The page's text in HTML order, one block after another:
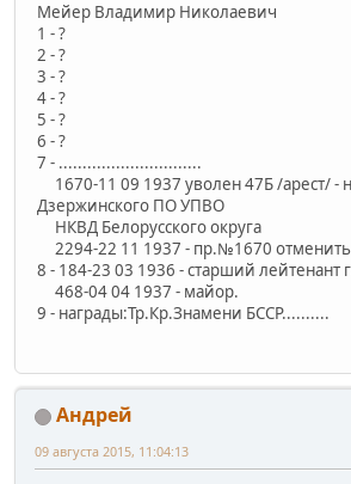
Мейер Владимир Николаевич
1 - ?
2 - ?
3 - ?
4 - ?
5 - ?
6 - ?
7 - ..............................
1670-11 09 1937 уволен 47Б /арест/ -
Дзержинского ПО УПВО
НКВД Белорусского округа
2294-22 11 1937 - пр.№1670 отменить
8 - 184-23 03 1936 - старший лейтенант
468-04 04 1937 - майор.
9 - награды:Тр.Кр.Знамени БССР..........
Андрей
09 августа 2015, 11:04:13